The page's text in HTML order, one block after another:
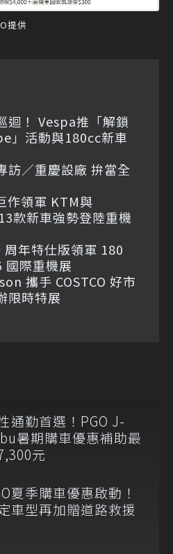
提供
迴！ Vespa推「解鎖
」活動與180cc新車
訪／重慶設廠 拚當全
作領軍 KTM與
款新車強勢登陸重機
周年特仕版領軍 180
國際重機展
攜手 COSTCO 好市
限時特展
通勤首選！PGO J-
暑期購車優惠補助最
元
夏季購車優惠啟動！
車型再加贈道路救援